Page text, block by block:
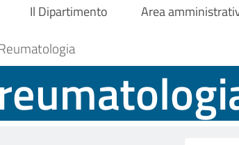
Il Dipartimento Area